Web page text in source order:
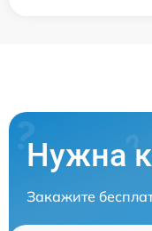
Нужна
Закажите